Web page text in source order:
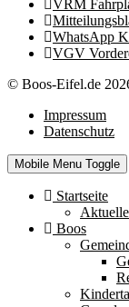
VRM
WhatsApp
VGV
© Boos-Eifel.de
Impressum
Datenschutz
Mobile Menu Toggle
Startseite
Boos